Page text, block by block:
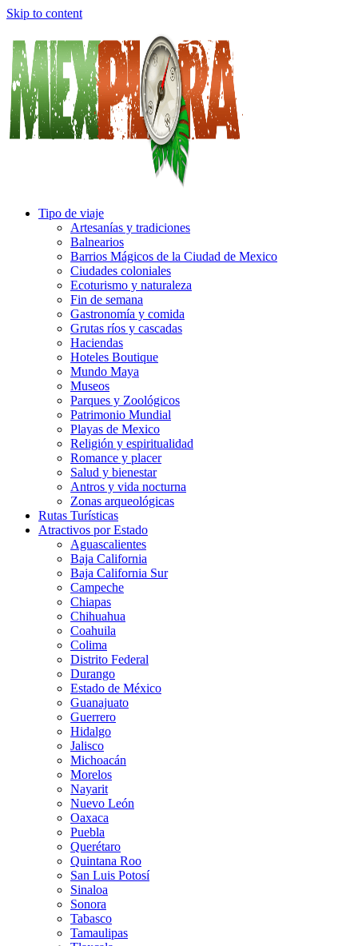
Skip to content
Tipo de viaje
Artesanías y tradiciones
Balnearios
Barrios Mágicos de la Ciudad de Mexico
Ciudades coloniales
Ecoturismo y naturaleza
Fin de semana
Gastronomía y comida
Grutas ríos y cascadas
Haciendas
Hoteles Boutique
Mundo Maya
Museos
Parques y Zoológicos
Patrimonio Mundial
Playas de Mexico
Religión y espiritualidad
Romance y placer
Salud y bienestar
Antros y vida nocturna
Zonas arqueológicas
Rutas Turísticas
Atractivos por Estado
Aguascalientes
Baja California
Baja California Sur
Campeche
Chiapas
Chihuahua
Coahuila
Colima
Distrito Federal
Durango
Estado de México
Guanajuato
Guerrero
Hidalgo
Jalisco
Michoacán
Morelos
Nayarit
Nuevo León
Oaxaca
Puebla
Querétaro
Quintana Roo
San Luis Potosí
Sinaloa
Sonora
Tabasco
Tamaulipas